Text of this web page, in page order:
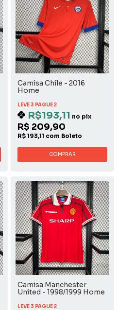
Camisa Chile - 2016
Home
LEVE 3 PAGUE 2
R$193,11 no pix
R$ 209,90
R$ 193,11 com Boleto
COMPRAR
Camisa Manchester
United - 1998/1999 Home
LEVE 3 PAGUE 2